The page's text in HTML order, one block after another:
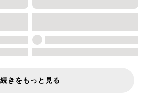
続きをもっと見る